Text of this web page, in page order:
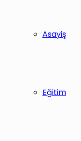
Asayiş
Eğitim